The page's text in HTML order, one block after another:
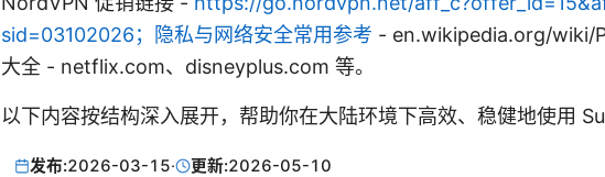
sid=03102026；隐私与网络安全常用参考 - en.wikipedia.org/wiki/
大全 - netflix.com、disneyplus.com 等。
以下内容按结构深入展开，帮助你在大陆环境下高效、稳健地使用
发布:2026-03-15· 更新:2026-05-10